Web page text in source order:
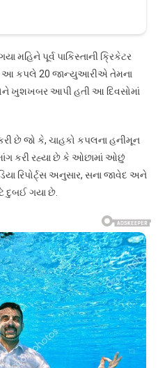
મહિને પૂર્વ પાકિસ્તાની ક્રિકેટર
આ કપલે 20 જાન્યુઆરીએ તેમના
ખુશખબર આપી હતી આ દિવસોમાં
છે જો કે, ચાહકો કપલના હનીમૂન
કરી રહ્યા છે કે ઓછામાં ઓછું
રિપોર્ટ્સ અનુસાર, સના જાવેદ અને
દુબઈ ગયા છે.